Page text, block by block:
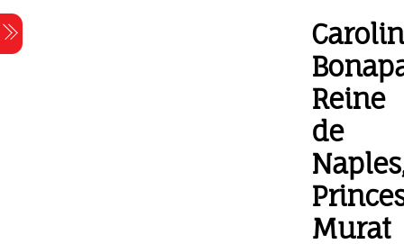
Skip
to
content
Reine
de
Murat